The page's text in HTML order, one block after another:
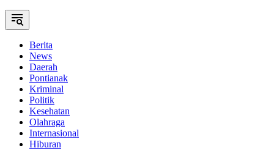
Berita
News
Daerah
Pontianak
Kriminal
Politik
Kesehatan
Olahraga
Internasional
Hiburan